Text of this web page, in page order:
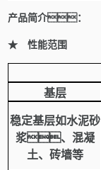
产品简介：
★性能范围
基层
稳定基层如水泥砂
浆、混凝
土、砖墙等